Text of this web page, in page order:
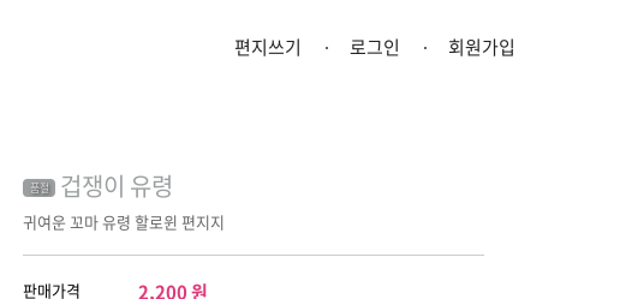
편지쓰기 로그인 회원가입
품절 겁쟁이 유령
귀여운 꼬마 유령 할로윈 편지지
판매가격 2,200원